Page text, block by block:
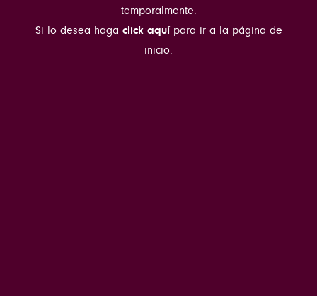
temporalmente.
Si lo desea haga click aquípara ir a la página de
inicio.